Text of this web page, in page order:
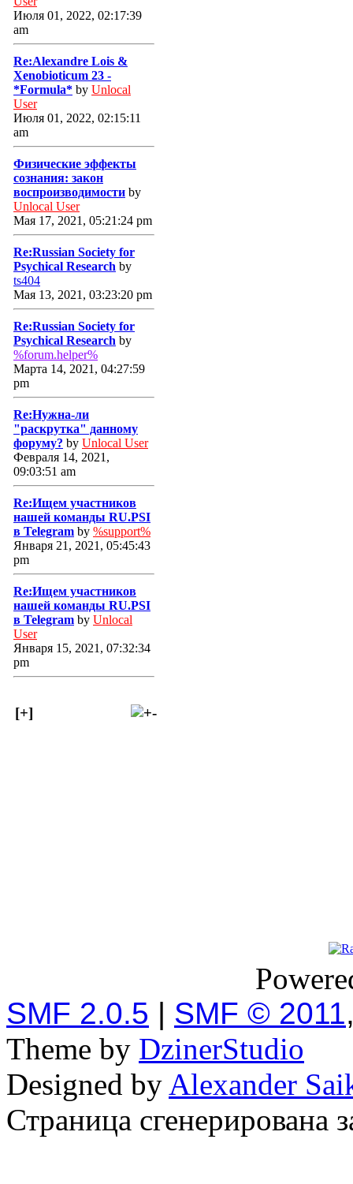
Июля 01, 2022, 02:17:39
am
Re:Alexandre Lois &
Xenobioticum 23 -
*Formula* by Unlocal
User
Июля 01, 2022, 02:15:11
am
Физические эффекты
сознания: закон
воспроизводимости by
Unlocal User
Мая 17, 2021, 05:21:24 pm
Re:Russian Society for
Psychical Research by
ts404
Мая 13, 2021, 03:23:20 pm
Re:Russian Society for
Psychical Research by
%forum.helper%
Марта 14, 2021, 04:27:59
pm
Re:Нужна-ли
"раскрутка" данному
форуму? by Unlocal User
Февраля 14, 2021,
09:03:51 am
Re:Ищем участников
нашей команды RU.PSI
в Telegram by %support%
Января 21, 2021, 05:45:43
pm
Re:Ищем участников
нашей команды RU.PSI
в Telegram by Unlocal
User
Января 15, 2021, 07:32:34
pm
[+]
SMF 2.0.5 | SMF © 2011
Theme by DzinerStudio
Designed by Alexander
Страница сгенерирована